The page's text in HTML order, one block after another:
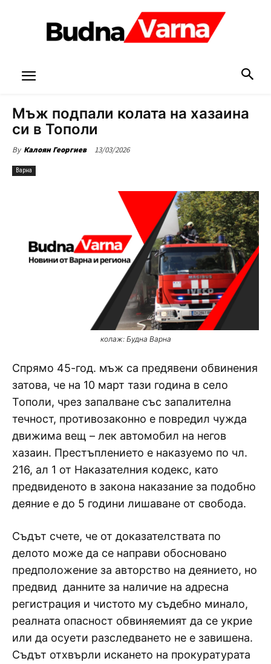
Мъж подпали колата на хазаина
си в Тополи
By Калоян Георгиев 13/03/2026
Варна
колаж: Будна Варна
Спрямо 45-год. мъж са предявени обвинения
затова, че на 10 март тази година в село
Тополи, чрез запалване със запалителна
течност, противозаконно е повредил чужда
движима вещ – лек автомобил на негов
хазаин. Престъплението е наказуемо по чл.
216, ал 1 от Наказателния кодекс, като
предвиденото в закона наказание за подобно
деяние е до 5 години лишаване от свобода.
Съдът счете, че от доказателствата по
делото може да се направи обосновано
предположение за авторство на деянието, но
предвид данните за наличие на адресна
регистрация и чистото му съдебно минало,
реалната опасност обвиняемият да се укрие
или да осуети разследването не е завишена.
Съдът отхвърли искането на прокуратурата